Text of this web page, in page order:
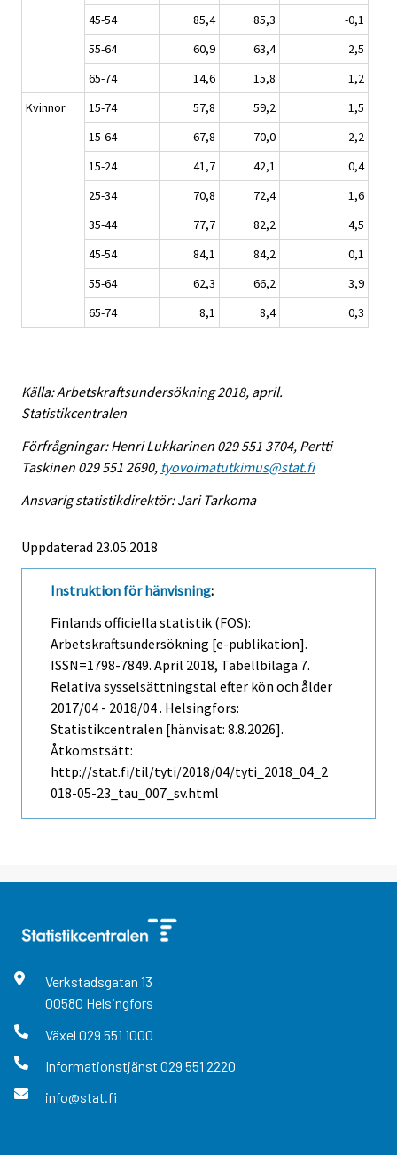
45-54
85,4 85,3
-0,1
55-64
60,9 63,4
2,5
65-74
14,6 15,8
1,2
Kvinnor
15-74 57,8 59,2
1,5
15-64
67,8 70,0
2,2
15-24
41,7 42,1
0,4
25-34
70,8 72,4
1,6
35-44
77,7 82,2
4,5
45-54
84,1 84,2
0,1
55-64
62,3 66,2
3,9
65-74
8,1 8,4 0,3
Källa: Arbetskraftsundersökning 2018, april.
Statistikcentralen
Förfrågningar: Henri Lukkarinen 029 551 3704, Pertti
Taskinen 029 551 2690, tyovoimatutkimus@stat.fi
Ansvarig statistikdirektör: Jari Tarkoma
Uppdaterad 23.05.2018
Instruktion för hänvisning:
Finlands officiella statistik (FOS):
Arbetskraftsundersökning [e-publikation].
ISSN=1798-7849. April 2018, Tabellbilaga 7.
Relativa sysselsättningstal efter kön och ålder
2017/04 - 2018/04 . Helsingfors:
Statistikcentralen [hänvisat: 8.8.2026].
Åtkomstsätt:
http://stat.fi/til/tyti/2018/04/tyti_2018_04_2
018-05-23_tau_007_sv.html
Verkstadsgatan 13
00580 Helsingfors
Växel 029 551 1000
Informationstjänst 029 551 2220
info@stat.fi